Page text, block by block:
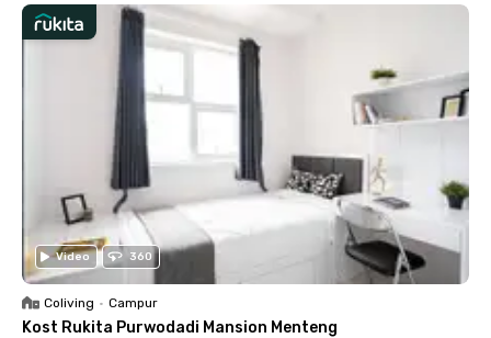
Video 360
Coliving • Campur
Kost Rukita Purwodadi Mansion Menteng